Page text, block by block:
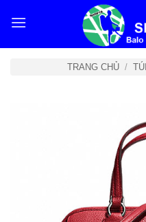
qua
TRANG CHỦ /